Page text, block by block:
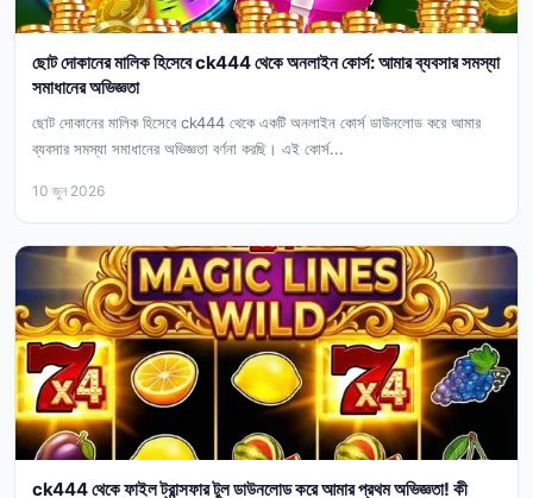
ছোট দোকানের মালিক হিসেবে ck444 থেকে অনলাইন কোর্স: আমার ব্যবসার সমস্যা
সমাধানের অভিজ্ঞতা
ছোট দোকানের মালিক হিসেবে ck444 থেকে একটি অনলাইন কোর্স ডাউনলোড করে আমার
ব্যবসার সমস্যা সমাধানের অভিজ্ঞতা বর্ণনা করছি। এই কোর্স...
10 জুন 2026
ck444 থেকে ফাইল ট্রান্সফার টুল ডাউনলোড করে আমার প্রথম অভিজ্ঞতা! কী